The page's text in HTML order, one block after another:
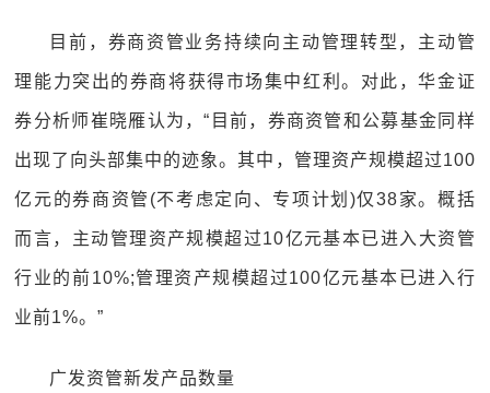
目前，券商资管业务持续向主动管理转型，主动管
理能力突出的券商将获得市场集中红利。对此，华金证
券分析师崔晓雁认为，“目前，券商资管和公募基金同样
出现了向头部集中的迹象。其中，管理资产规模超过100
亿元的券商资管(不考虑定向、专项计划)仅38家。概括
而言，主动管理资产规模超过10亿元基本已进入大资管
行业的前10%;管理资产规模超过100亿元基本已进入行
业前1%。”
广发资管新发产品数量